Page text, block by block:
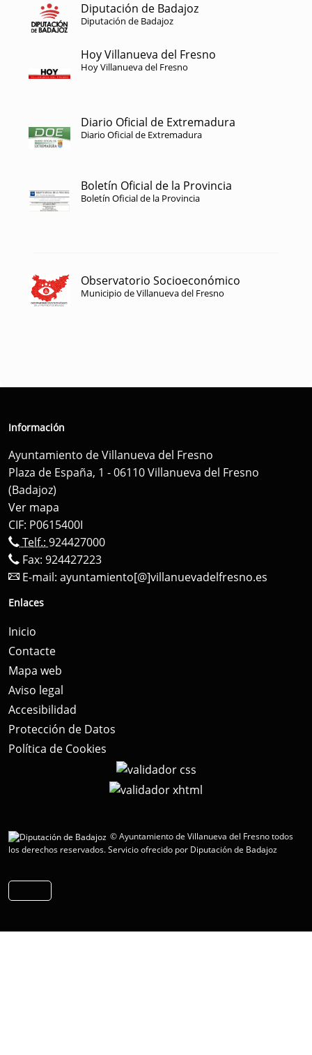
Diputación de Badajoz
Diputación de Badajoz
Hoy Villanueva del Fresno
Hoy Villanueva del Fresno
Diario Oficial de Extremadura
Diario Oficial de Extremadura
Boletín Oficial de la Provincia
Boletín Oficial de la Provincia
Observatorio Socioeconómico
Municipio de Villanueva del Fresno
Información
Ayuntamiento de Villanueva del Fresno
Plaza de España, 1 - 06110 Villanueva del Fresno
(Badajoz)
Ver mapa
CIF: P0615400I
Telf.: 924427000
Fax: 924427223
E-mail: ayuntamiento[@]villanuevadelfresno.es
Enlaces
Inicio
Contacte
Mapa web
Aviso legal
Accesibilidad
Protección de Datos
Política de Cookies
© Ayuntamiento de Villanueva del Fresno todos
los derechos reservados.Servicio ofrecido por Diputación de Badajoz